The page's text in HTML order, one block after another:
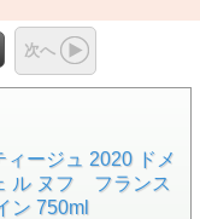
次へ
ージュ 2020 ドメ
ル ヌフ フランス
ン 750ml